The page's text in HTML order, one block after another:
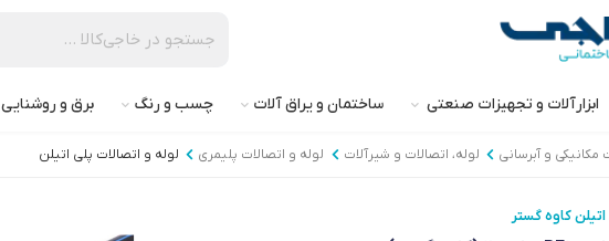
ابزارآلات و تجهیزات صنعتی ساختمان و یراق آلات چسب و رنگ برق و روشنایی
و آبرسانی لوله، اتصالات و شیرآلات لوله و اتصالات پلیمری لوله و اتصالات پلی اتیلن
کاوه گستر